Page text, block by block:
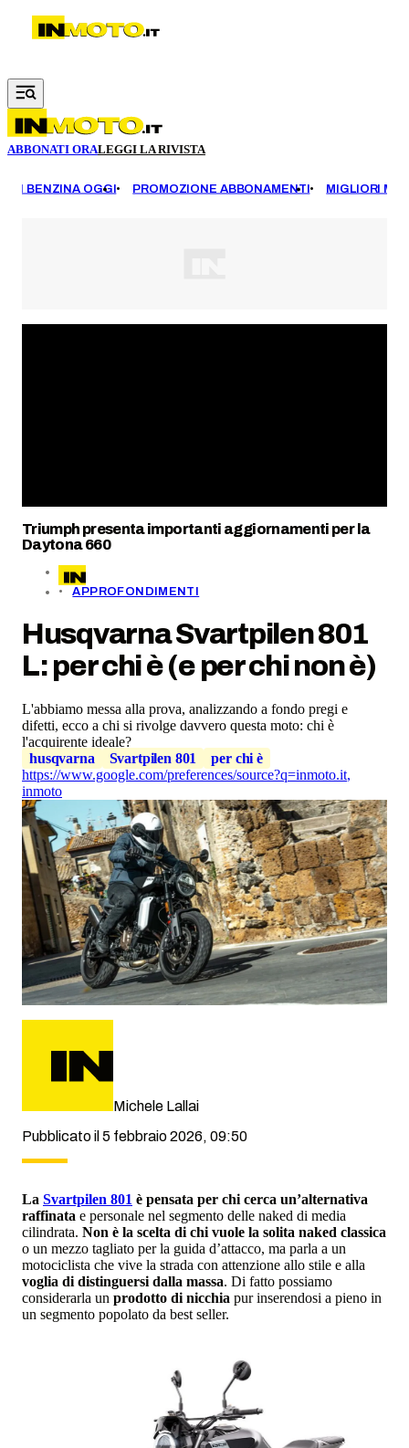
Vai al contenuto principale
ABBONATI ORALEGGI LA RIVISTA
BENZINA OGGI PROMOZIONE ABBONAMENTI MIGLIORI
Triumph presenta importanti aggiornamenti per la
Daytona 660
APPROFONDIMENTI
Husqvarna Svartpilen 801
L: per chi è (e per chi non è)
L'abbiamo messa alla prova, analizzando a fondo pregi e
difetti, ecco a chi si rivolge davvero questa moto: chi è
l'acquirente ideale?
husqvarna
Svartpilen 801
per chi è
https://www.google.com/preferences/source?q=inmoto.it,
inmoto
Michele Lallai
Pubblicato il 5 febbraio 2026, 09:50
La Svartpilen 801 è pensata per chi cerca un’alternativa
raffinata e personale nel segmento delle naked di media
cilindrata. Non è la scelta di chi vuole la solita naked classica
o un mezzo tagliato per la guida d’attacco, ma parla a un
motociclista che vive la strada con attenzione allo stile e alla
voglia di distinguersi dalla massa. Di fatto possiamo
considerarla un prodotto di nicchia pur inserendosi a pieno in
un segmento popolato da best seller.